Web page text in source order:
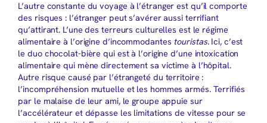
L’autre constante du voyage à l’étranger est qu’il comporte
des risques : l’étranger peut s’avérer aussi terrifiant
qu’attirant. L’une des terreurs culturelles est le régime
alimentaire à l’origine d’incommodantes touristas. Ici, c’est
le duo chocolat-bière qui est à l’origine d’une intoxication
alimentaire qui mène directement sa victime à l’hôpital.
Autre risque causé par l’étrangeté du territoire :
l’incompréhension mutuelle et les hommes armés. Terrifiés
par le malaise de leur ami, le groupe appuie sur
l’accélérateur et dépasse les limitations de vitesse pour se